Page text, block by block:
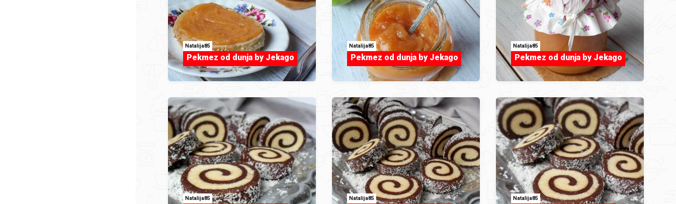
Natalija85
Pekmez od dunja by Jekago
Natalija85
Pekmez od dunja by Jekago
Natalija85
Pekmez od dunja by Jekago
Natalija85 Natalija85 Natalija85